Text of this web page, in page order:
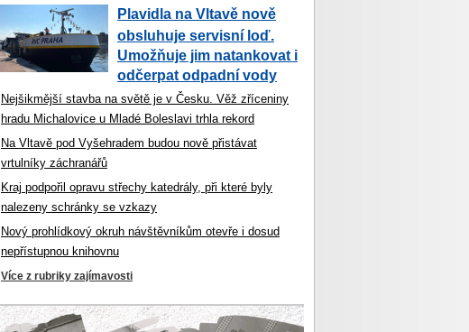
Plavidla na Vltavě nově
obsluhuje servisní loď.
Umožňuje jim natankovat i
odčerpat odpadní vody
Nejšikmější stavba na světě je v Česku. Věž zříceniny
hradu Michalovice u Mladé Boleslavi trhla rekord
Na Vltavě pod Vyšehradem budou nově přistávat
vrtulníky záchranářů
Kraj podpořil opravu střechy katedrály, při které byly
nalezeny schránky se vzkazy
Nový prohlídkový okruh návštěvníkům otevře i dosud
nepřístupnou knihovnu
Více z rubriky zajímavosti